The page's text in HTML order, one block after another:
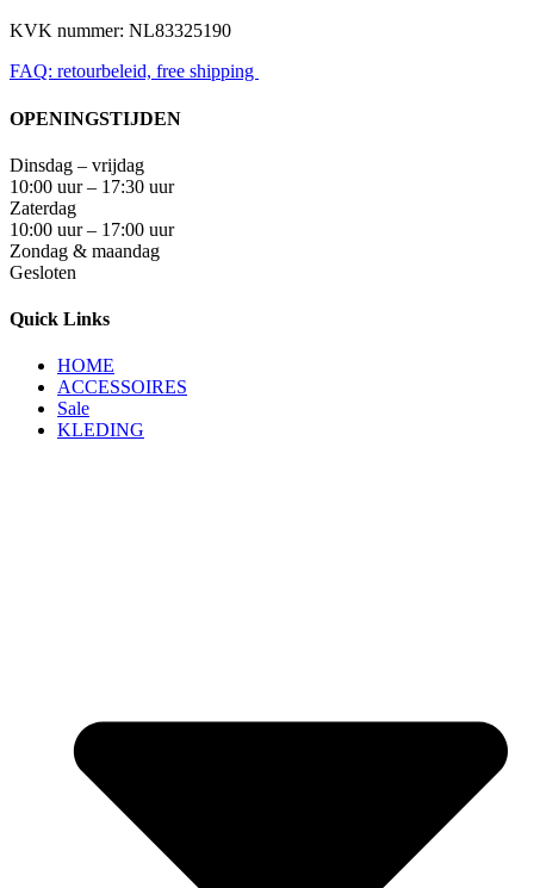
KVK nummer: NL83325190
FAQ: retourbeleid, free shipping
OPENINGSTIJDEN
Dinsdag – vrijdag
10:00 uur – 17:30 uur
Zaterdag
10:00 uur – 17:00 uur
Zondag & maandag
Gesloten
Quick Links
HOME
ACCESSOIRES
Sale
KLEDING